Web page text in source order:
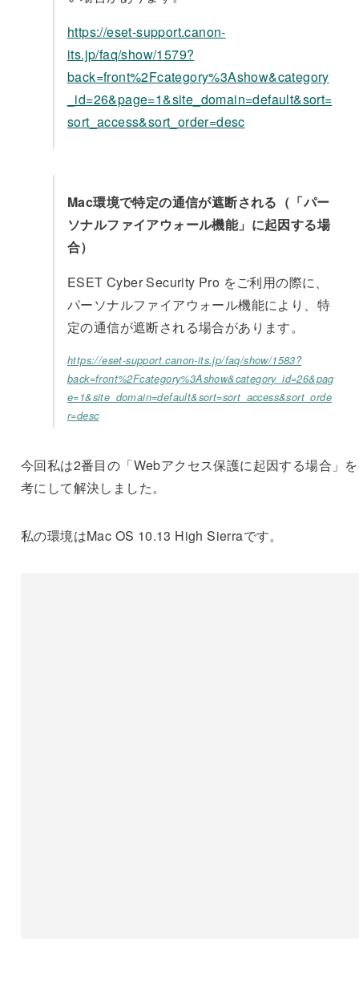
https://eset-support.canon-
its.jp/faq/show/1579?
back=front%2Fcategory%3Ashow&category
_id=26&page=1&site_domain=default&sort=
sort_access&sort_order=desc
Mac環境で特定の通信が遮断される（「パー
ソナルファイアウォール機能」に起因する場
合）
ESET Cyber Security Pro をご利用の際に、
パーソナルファイアウォール機能により、特
定の通信が遮断される場合があります。
https://eset-support.canon-its.jp/faq/show/1583?
back=front%2Fcategory%3Ashow&category_id=26&pag
e=1&site_domain=default&sort=sort_access&sort_orde
r=desc
今回私は2番目の「Webアクセス保護に起因する場合」
考にして解決しました。
私の環境はMac OS 10.13 High Sierraです。